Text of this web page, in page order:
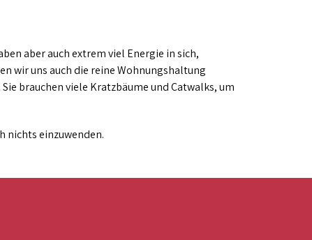
aber auch extrem viel Energie in sich,
wir uns auch die reine Wohnungshaltung
brauchen viele Kratzbäume und Catwalks, um
nichts einzuwenden.